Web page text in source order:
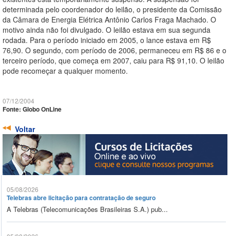
determinada pelo coordenador do leilão, o presidente da Comissão
da Câmara de Energia Elétrica Antônio Carlos Fraga Machado. O
motivo ainda não foi divulgado. O leilão estava em sua segunda
rodada. Para o período iniciado em 2005, o lance estava em R$
76,90. O segundo, com período de 2006, permaneceu em R$ 86 e o
terceiro período, que começa em 2007, caiu para R$ 91,10. O leilão
pode recomeçar a qualquer momento.
07/12/2004
Fonte: Globo OnLine
Voltar
05/08/2026
Telebras abre licitação para contratação de seguro
A Telebras (Telecomunicações Brasileiras S.A.) pub...